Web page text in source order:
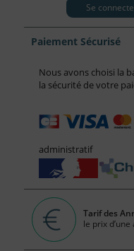
Se
Paiement Sécurisé
Nous avons choisi la
la sécurité de votre
administratif
Tarif des
le prix